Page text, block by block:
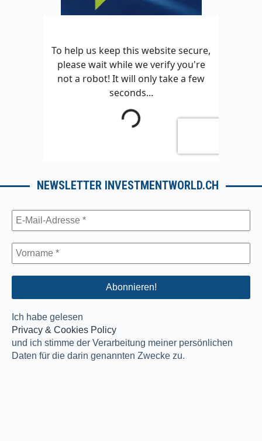
NEWSLETTER INVESTMENTWORLD.CH
Ich habe gelesen
Privacy & Cookies Policy
und ich stimme der Verarbeitung meiner persönlichen
Daten für die darin genannten Zwecke zu.